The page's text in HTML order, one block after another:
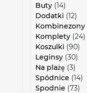
Buty (14)
Dodatki (12)
Kombinezony
Komplety (24)
Koszulki (90)
Leginsy (30)
Na plażę (3)
Spódnice (14)
Spodnie (73)